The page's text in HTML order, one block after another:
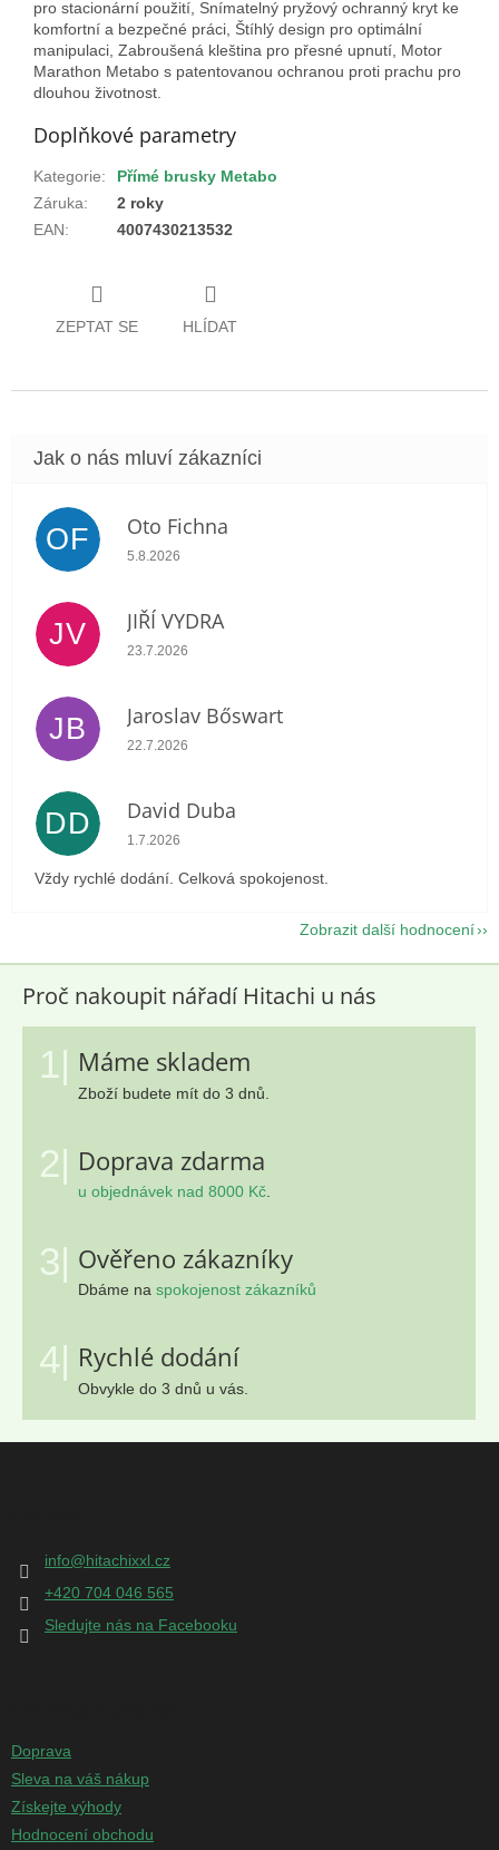
pro stacionární použití, Snímatelný pryžový ochranný kryt ke
komfortní a bezpečné práci, Štíhlý design pro optimální
manipulaci, Zabroušená kleština pro přesné upnutí, Motor
Marathon Metabo s patentovanou ochranou proti prachu pro
dlouhou životnost.
Doplňkové parametry
Kategorie:
Přímé brusky Metabo
Záruka:
2 roky
EAN: 4007430213532
ZEPTAT SE HLÍDAT
OF Oto Fichna
Hodnocení obchodu je 5 z 5 hvězdiček.
5.8.2026
JV JIŘÍ VYDRA
Hodnocení obchodu je 5 z 5 hvězdiček.
23.7.2026
JB Jaroslav Bőswart
Hodnocení obchodu je 5 z 5 hvězdiček.
22.7.2026
DD David Duba
Hodnocení obchodu je 5 z 5 hvězdiček.
1.7.2026
Vždy rychlé dodání. Celková spokojenost.
Zobrazit další hodnocení
Proč nakoupit nářadí Hitachi u nás
1| Máme skladem
Zboží budete mít do 3 dnů.
2| Doprava zdarma
u objednávek nad 8000 Kč.
3| Ověřeno zákazníky
Dbáme na spokojenost zákazníků
4| Rychlé dodání
Obvykle do 3 dnů u vás.
Z
info@hitachixxl.cz
+420 704 046 565
Sledujte nás na Facebooku
Doprava
Sleva na váš nákup
Získejte výhody
Hodnocení obchodu